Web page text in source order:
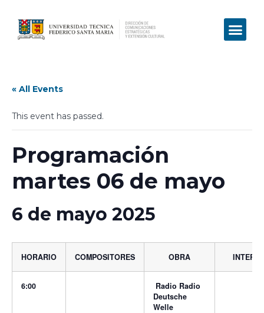
« All Events
This event has passed.
Programación
martes 06 de mayo
6 de mayo 2025
HORARIO COMPOSITORES OBRA
6:00
Radio Radio
Deutsche
Welle